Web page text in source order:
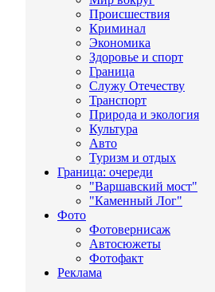
Происшествия
Криминал
Экономика
Здоровье и спорт
Граница
Служу Отечеству
Транспорт
Природа и экология
Культура
Авто
Туризм и отдых
Граница: очереди
"Варшавский мост"
"Каменный Лог"
Фото
Фотовернисаж
Автосюжеты
Фотофакт
Реклама